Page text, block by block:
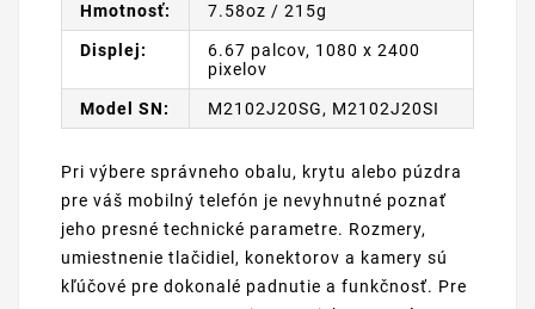
Hmotnosť: 7.58oz / 215g
Displej:
6.67 palcov, 1080 x 2400
pixelov
Model SN: M2102J20SG, M2102J20SI
Pri výbere správneho obalu, krytu alebo púzdra
pre váš mobilný telefón je nevyhnutné poznať
jeho presné technické parametre. Rozmery,
umiestnenie tlačidiel, konektorov a kamery sú
kľúčové pre dokonalé padnutie a funkčnosť. Pre